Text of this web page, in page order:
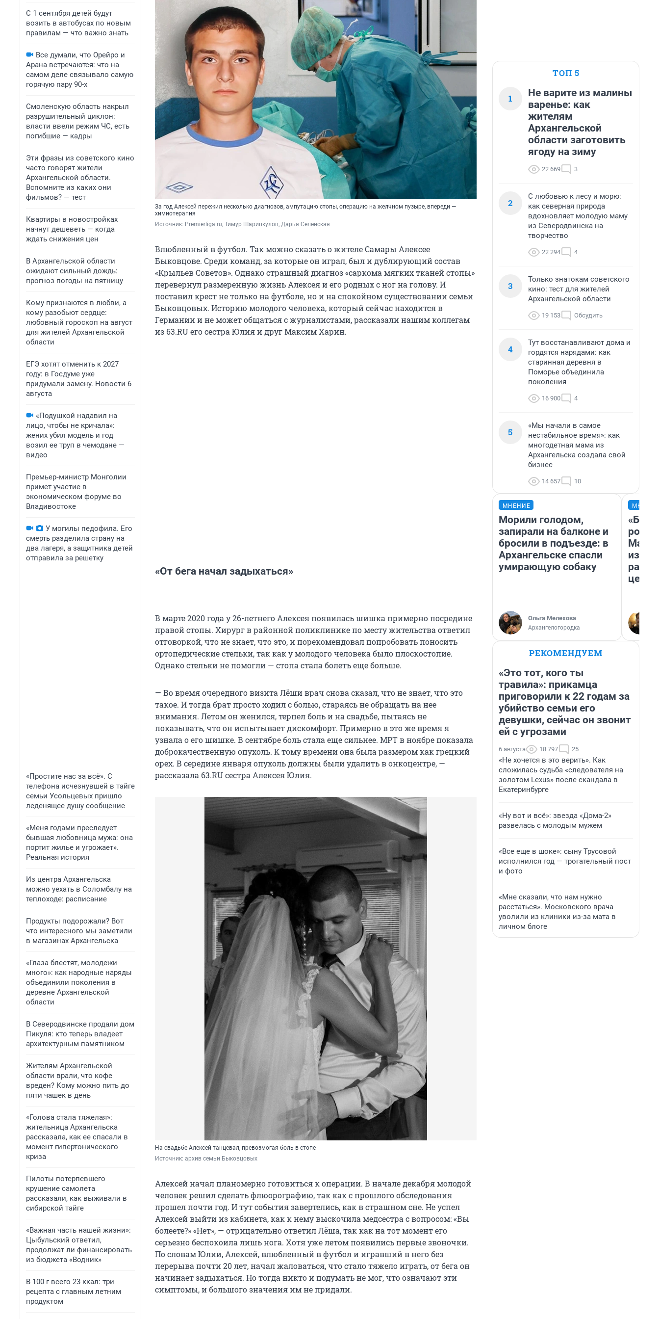
С 1 сентября детей будут
возить в автобусах по новым
правилам — что важно знать
Все думали, что Орейро и
Арана встречаются: что на
самом деле связывало самую
горячую пару 90-х
Смоленскую область накрыл
разрушительный циклон:
власти ввели режим ЧС, есть
погибшие — кадры
Эти фразы из советского кино
часто говорят жители
Архангельской области.
Вспомните из каких они
фильмов? — тест
Квартиры в новостройках
начнут дешеветь — когда
ждать снижения цен
В Архангельской области
ожидают сильный дождь:
прогноз погоды на пятницу
Кому признаются в любви, а
кому разобьют сердце:
любовный гороскоп на август
для жителей Архангельской
области
ЕГЭ хотят отменить к 2027
году: в Госдуме уже
придумали замену. Новости 6
августа
«Подушкой надавил на
лицо, чтобы не кричала»:
жених убил модель и год
возил ее труп в чемодане —
видео
Премьер‑министр Монголии
примет участие в
экономическом форуме во
Владивостоке
У могилы педофила. Его
смерть разделила страну на
два лагеря, а защитника детей
отправила за решетку
«Простите нас за всё». С
телефона исчезнувшей в тайге
семьи Усольцевых пришло
леденящее душу сообщение
«Меня годами преследует
бывшая любовница мужа: она
портит жилье и угрожает».
Реальная история
Из центра Архангельска
можно уехать в Соломбалу на
теплоходе: расписание
Продукты подорожали? Вот
что интересного мы заметили
в магазинах Архангельска
«Глаза блестят, молодежи
много»: как народные наряды
объединили поколения в
деревне Архангельской
области
В Северодвинске продали дом
Пикуля: кто теперь владеет
архитектурным памятником
Жителям Архангельской
области врали, что кофе
вреден? Кому можно пить до
пяти чашек в день
«Голова стала тяжелая»:
жительница Архангельска
рассказала, как ее спасали в
момент гипертонического
криза
Пилоты потерпевшего
крушение самолета
рассказали, как выживали в
сибирской тайге
«Важная часть нашей жизни»:
Цыбульский ответил,
продолжат ли финансировать
из бюджета «Водник»
В 100 г всего 23 ккал: три
рецепта с главным летним
продуктом
За год Алексей пережил несколько диагнозов, ампутацию стопы, операцию на желчном пузыре, впереди —
химиотерапия
Источник: Premierliga.ru, Тимур Шарипкулов, Дарья Селенская
Влюбленный в футбол. Так можно сказать о жителе Самары Алексее
Быковцове. Среди команд, за которые он играл, был и дублирующий состав
«Крыльев Советов». Однако страшный диагноз «саркома мягких тканей стопы»
перевернул размеренную жизнь Алексея и его родных с ног на голову. И
поставил крест не только на футболе, но и на спокойном существовании семьи
Быковцовых. Историю молодого человека, который сейчас находится в
Германии и не может общаться с журналистами, рассказали нашим коллегам
из 63.RU его сестра Юлия и друг Максим Харин.
«От бега начал задыхаться»
В марте 2020 года у 26-летнего Алексея появилась шишка примерно посредине
правой стопы. Хирург в районной поликлинике по месту жительства ответил
отговоркой, что не знает, что это, и порекомендовал попробовать поносить
ортопедические стельки, так как у молодого человека было плоскостопие.
Однако стельки не помогли — стопа стала болеть еще больше.
— Во время очередного визита Лёши врач снова сказал, что не знает, что это
такое. И тогда брат просто ходил с болью, стараясь не обращать на нее
внимания. Летом он женился, терпел боль и на свадьбе, пытаясь не
показывать, что он испытывает дискомфорт. Примерно в это же время я
узнала о его шишке. В сентябре боль стала еще сильнее. МРТ в ноябре показала
доброкачественную опухоль. К тому времени она была размером как грецкий
орех. В середине января опухоль должны были удалить в онкоцентре, —
рассказала 63.RU сестра Алексея Юлия.
На свадьбе Алексей танцевал, превозмогая боль в стопе
Источник: архив семьи Быковцовых
Алексей начал планомерно готовиться к операции. В начале декабря молодой
человек решил сделать флюорографию, так как с прошлого обследования
прошел почти год. И тут события завертелись, как в страшном сне. Не успел
Алексей выйти из кабинета, как к нему выскочила медсестра с вопросом: «Вы
болеете?» «Нет», — отрицательно ответил Лёша, так как на тот момент его
серьезно беспокоила лишь нога. Хотя уже летом появились первые звоночки.
По словам Юлии, Алексей, влюбленный в футбол и игравший в него без
перерыва почти 20 лет, начал жаловаться, что стало тяжело играть, от бега он
начинает задыхаться. Но тогда никто и подумать не мог, что означают эти
симптомы, и большого значения им не придали.
ТОП 5
1
Не варите из малины
варенье: как
жителям
Архангельской
области заготовить
ягоду на зиму
22 669 3
2
С любовью к лесу и морю:
как северная природа
вдохновляет молодую маму
из Северодвинска на
творчество
22 294 4
3
Только знатокам советского
кино: тест для жителей
Архангельской области
19 153 Обсудить
4
Тут восстанавливают дома и
гордятся нарядами: как
старинная деревня в
Поморье объединила
поколения
16 900 4
5
«Мы начали в самое
нестабильное время»: как
многодетная мама из
Архангельска создала свой
бизнес
14 657 10
МНЕНИЕ
Морили голодом,
запирали на балконе и
бросили в подъезде: в
Архангельске спасли
умирающую собаку
Ольга Мелехова
Архангелогородка
из
РЕКОМЕНДУЕМ
«Это тот, кого ты
травила»: прикамца
приговорили к 22 годам за
убийство семьи его
девушки, сейчас он звонит
ей с угрозами
6 августа 18 797 25
«Не хочется в это верить». Как
сложилась судьба «следователя на
золотом Lexus» после скандала в
Екатеринбурге
«Ну вот и всё»: звезда «Дома-2»
развелась с молодым мужем
«Все еще в шоке»: сыну Трусовой
исполнился год — трогательный пост
и фото
«Мне сказали, что нам нужно
расстаться». Московского врача
уволили из клиники из-за мата в
личном блоге